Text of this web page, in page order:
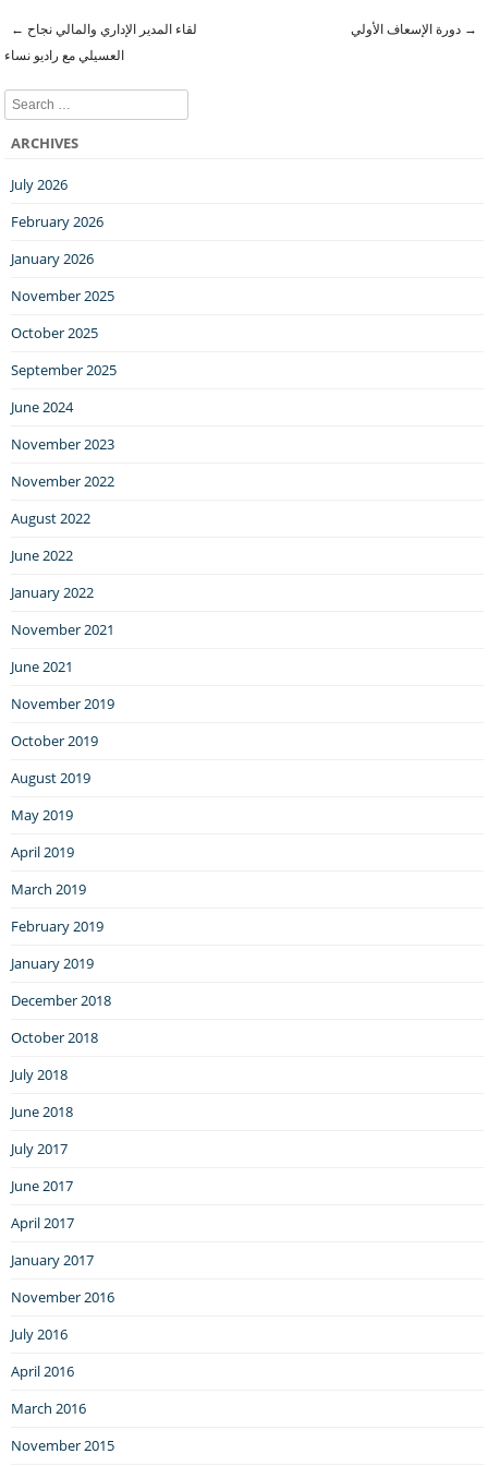
Post navigation
←
العسيلي مع راديو نساء
→
Search
ARCHIVES
July 2026
February 2026
January 2026
November 2025
October 2025
September 2025
June 2024
November 2023
November 2022
August 2022
June 2022
January 2022
November 2021
June 2021
November 2019
October 2019
August 2019
May 2019
April 2019
March 2019
February 2019
January 2019
December 2018
October 2018
July 2018
June 2018
July 2017
June 2017
April 2017
January 2017
November 2016
July 2016
April 2016
March 2016
November 2015